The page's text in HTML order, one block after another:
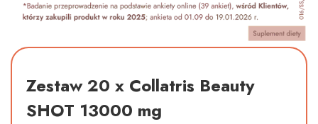
Zestaw 20 x Collatris Beauty
SHOT 13000 mg